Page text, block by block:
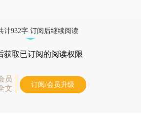
计932字 订阅后继续阅读
获取已订阅的阅读权限
员
文
订阅/会员升级